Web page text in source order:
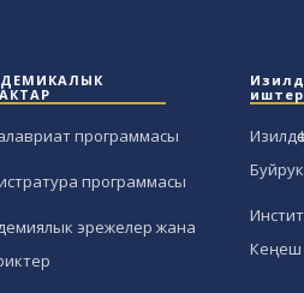
программасы
программасы
эрежелер жана
Кеңеш